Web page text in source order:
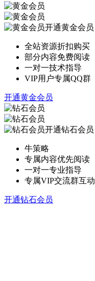
开通黄金会员
全站资源折扣购买
部分内容免费阅读
一对一技术指导
VIP用户专属QQ群
开通黄金会员
开通钻石会员
牛策略
专属内容优先阅读
一对一专业指导
专属VIP交流群互动
开通钻石会员